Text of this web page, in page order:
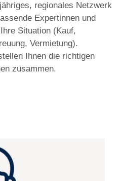
regionales Netzwerk
Expertinnen und
Situation (Kauf,
Vermietung).
Ihnen die richtigen
zusammen.